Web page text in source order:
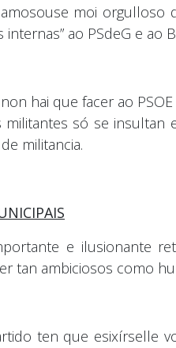
moi
internas” ao PSdeG e
hai que facer ao
só se
militancia.
e ilusionante
tan ambiciosos como
ten que esixírselle